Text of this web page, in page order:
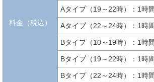
料金（税込）
Aタイプ（19～22時）：1時
Aタイプ（22～24時）：1時
Bタイプ（10～19時）：1時
Bタイプ（19～22時）：1時
Bタイプ（22～24時）：1時